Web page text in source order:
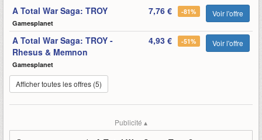
A Total War Saga: TROY
Gamesplanet
7,76 € -81% Voir l'offre
A Total War Saga: TROY -
Rhesus & Memnon
Gamesplanet
4,93 € -51% Voir l'offre
Afficher toutes les offres (5)
Publicité ▴